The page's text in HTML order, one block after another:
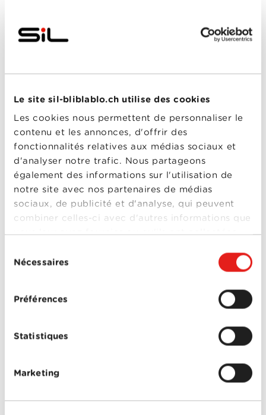
Le site sil-bliblablo.ch utilise des cookies
Les cookies nous permettent de personnaliser le
contenu et les annonces, d'offrir des
fonctionnalités relatives aux médias sociaux et
d'analyser notre trafic. Nous partageons
également des informations sur l'utilisation de
notre site avec nos partenaires de médias
sociaux, de publicité et d'analyse, qui peuvent
combiner celles-ci avec d'autres informations que
duNécessaires
Préférences
Statistiques
Marketing
antennes. En mettant fin à la 3G, les opérateurs
peuvent réaffecter ces ressources à des
Si vous disposez d’un appareil uniquement
compatible avec la 3G, vous devrez envisager de le
remplacer par un modèle plus récent prenant en
charge la 4G et la fonction VoLTE (Voice over LTE).
Cette fonctionnalité permet de passer des appels
via le réseau 4G, assurant ainsi la continuité des
services vocaux après la désactivation de la 3G.
Si votre appareil a été acheté dans les 7 dernières
années, il est probablement compatible. Vous
pouvez vérifier cela:
Ou auprès de votre opérateur.
Nous vous accompagnons dans cette transition en
identifiant proactivement les clients concernés. De
disposition pour répondre à vos questions et vous
conseiller pour choisir un appareil compatible.